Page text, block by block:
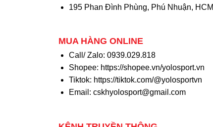
195 Phan Đình Phùng, Phú Nhuận, HCM
MUA HÀNG ONLINE
Call/ Zalo: 0939.029.818
Shopee: https://shopee.vn/yolosport.vn
Tiktok: https://tiktok.com/@yolosportvn
Email: cskhyolosport@gmail.com